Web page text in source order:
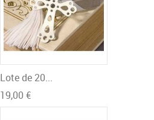
Lote de 20...
19,00 €